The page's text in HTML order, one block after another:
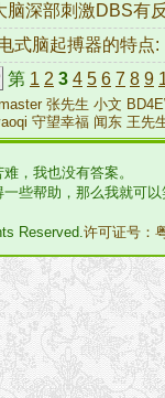
脑深部刺激DBS有
式脑起搏器的特
第 1 2 3 4 5 6 7 8 9
张先生 小文
守望幸福 闻东 王先
，我也没有答案。
些帮助，那么我就可
Reserved.许可证号：